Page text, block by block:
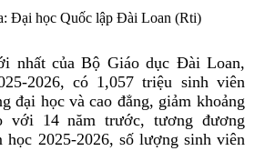
Đại học Quốc lập Đài Loan (Rti)
nhất của Bộ Giáo dục Đài Loan,
2026, có 1,057 triệu sinh viên
đại học và cao đẳng, giảm khoảng
với 14 năm trước, tương đương
học 2025-2026, số lượng sinh viên